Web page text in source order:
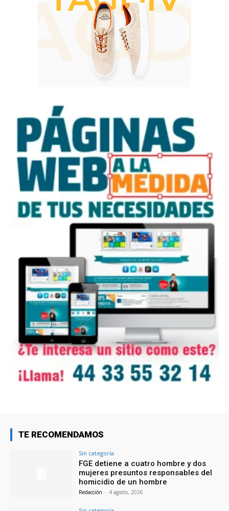
TE RECOMENDAMOS
Sin categoría
FGE detiene a cuatro hombre y dos
mujeres presuntos responsables del
homicidio de un hombre
Redacción - 4 agosto, 2026